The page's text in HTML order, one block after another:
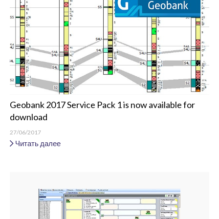
Geobank 2017 Service Pack 1 is now available for
download
27/06/2017
Читать далее